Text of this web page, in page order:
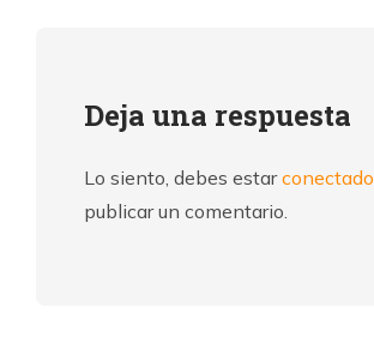
Deja una respuesta
Lo siento, debes estarconectado
publicar un comentario.